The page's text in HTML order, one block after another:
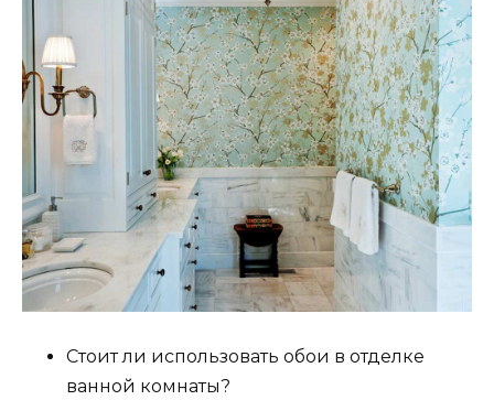
Стоит ли использовать обои в отделке
ванной комнаты?